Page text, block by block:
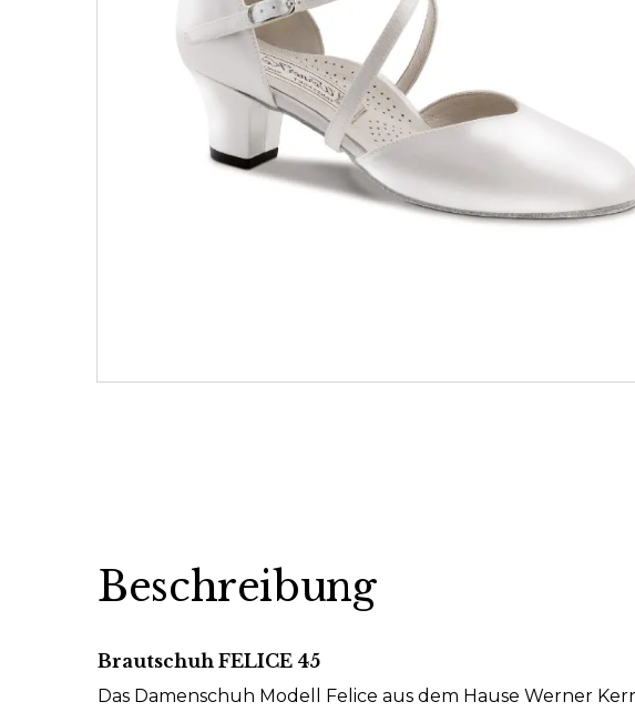
Beschreibung
Brautschuh FELICE 45
Das Damenschuh Modell Felice aus dem Hause Werner